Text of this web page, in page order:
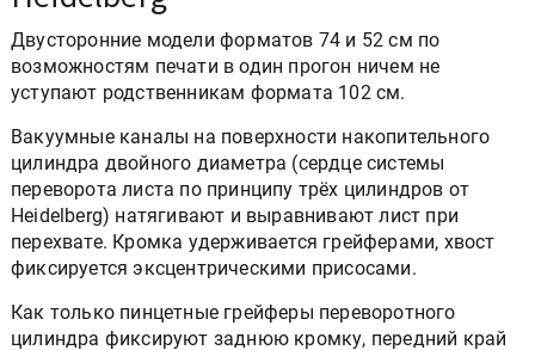
Двусторонние модели форматов 74 и 52 см по
возможностям печати в один прогон ничем не
уступают родственникам формата 102 см.
Вакуумные каналы на поверхности накопительного
цилиндра двойного диаметра (сердце системы
переворота листа по принципу трёх цилиндров от
Heidelberg) натягивают и выравнивают лист при
перехвате. Кромка удерживается грейферами, хвост
фиксируется эксцентрическими присосами.
Как только пинцетные грейферы переворотного
цилиндра фиксируют заднюю кромку, передний край